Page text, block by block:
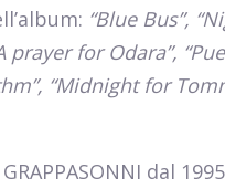
“Blue Bus”,
prayer for Odara”,
“Midnight for
dal